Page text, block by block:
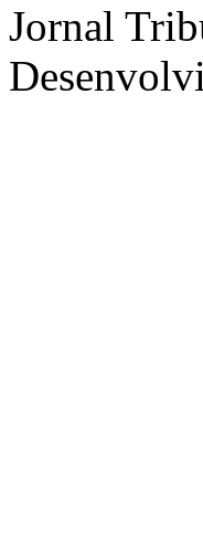
Jornal